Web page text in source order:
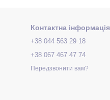
Контактна інформація
+38 044 563 29 18
+38 067 467 47 74
Передзвонити вам?